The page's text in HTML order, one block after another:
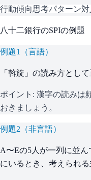
行動傾向思考パターン
八十二銀行のSPIの例題
例題1 （言語）
「斡旋」の読み方とし
ポイント: 漢字の読みは
おきましょう。
例題2 （非言語）
A〜Eの5人が一列に並
にいるとき、考えられる